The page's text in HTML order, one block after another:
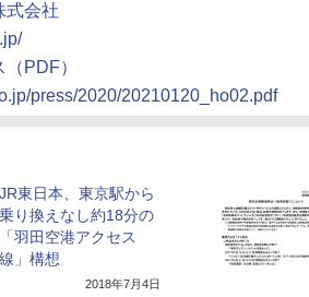
式会社
PDF）
press/2020/20210120_ho02.pdf
JR東日本、東京駅から
乗り換えなし約18分の
「羽田空港アクセス
線」構想
2018年7月4日